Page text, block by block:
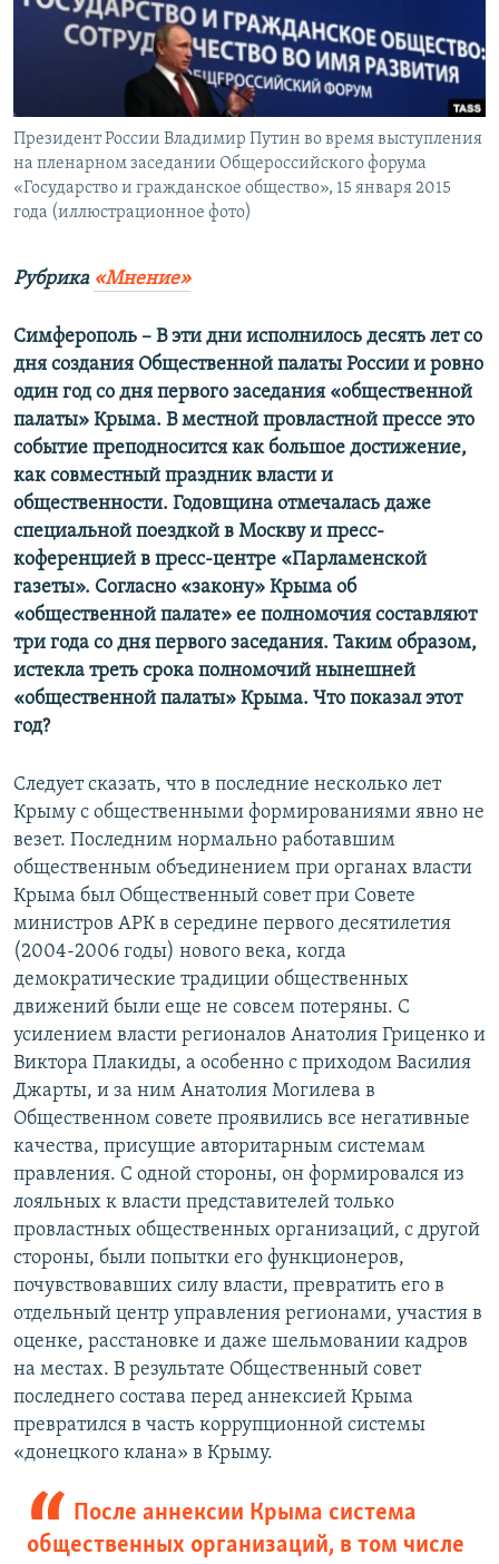
ПОБЕДИТЕЛЕЙ НЕ СУДЯТ?
КРЫМ.НЕПОКОРЕННЫЙ
УКРАИНСКАЯ ПРОБЛЕМА КРЫМА
ПРИСОЕДИНЯЙТЕСЬ!
Все сайты RFE/RL
Президент России Владимир Путин во время выступления
на пленарном заседании Общероссийского форума
«Государство и гражданское общество», 15 января 2015
года (иллюстрационное фото)
Рубрика «Мнение»
Симферополь – В эти дни исполнилось десять лет со
дня создания Общественной палаты России и ровно
один год со дня первого заседания «общественной
палаты» Крыма. В местной провластной прессе это
событие преподносится как большое достижение,
как совместный праздник власти и
общественности. Годовщина отмечалась даже
специальной поездкой в Москву и пресс-
коференцией в пресс-центре «Парламенской
газеты». Согласно «закону» Крыма об
«общественной палате» ее полномочия составляют
три года со дня первого заседания. Таким образом,
истекла треть срока полномочий нынешней
«общественной палаты» Крыма. Что показал этот
год?
Следует сказать, что в последние несколько лет
Крыму с общественными формированиями явно не
везет. Последним нормально работавшим
общественным объединением при органах власти
Крыма был Общественный совет при Совете
министров АРК в середине первого десятилетия
(2004-2006 годы) нового века, когда
демократические традиции общественных
движений были еще не совсем потеряны. С
усилением власти регионалов Анатолия Гриценко и
Виктора Плакиды, а особенно с приходом Василия
Джарты, и за ним Анатолия Могилева в
Общественном совете проявились все негативные
качества, присущие авторитарным системам
правления. С одной стороны, он формировался из
лояльных к власти представителей только
провластных общественных организаций, с другой
стороны, были попытки его функционеров,
почувствовавших силу власти, превратить его в
отдельный центр управления регионами, участия в
оценке, расстановке и даже шельмовании кадров
на местах. В результате Общественный совет
последнего состава перед аннексией Крыма
превратился в часть коррупционной системы
«донецкого клана» в Крыму.
После аннексии Крыма система
общественных организаций, в том числе